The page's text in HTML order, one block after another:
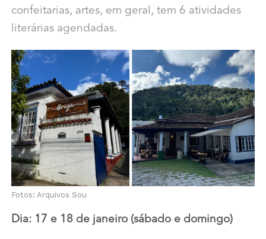
confeitarias, artes, em geral, tem 6 atividades
literárias agendadas.
Fotos: Arquivos Sou
Dia: 17 e 18 de janeiro (sábado e domingo)